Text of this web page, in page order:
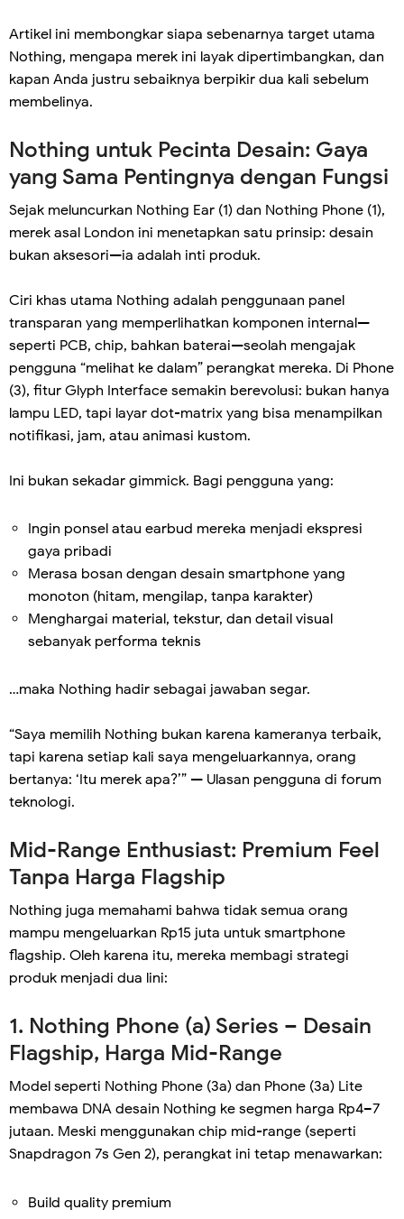
Artikel ini membongkar siapa sebenarnya target utama
Nothing, mengapa merek ini layak dipertimbangkan, dan
kapan Anda justru sebaiknya berpikir dua kali sebelum
membelinya.
Nothing untuk Pecinta Desain: Gaya
yang Sama Pentingnya dengan Fungsi
Sejak meluncurkan Nothing Ear (1) dan Nothing Phone (1),
merek asal London ini menetapkan satu prinsip: desain
bukan aksesori—ia adalah inti produk.
Ciri khas utama Nothing adalah penggunaan panel
transparan yang memperlihatkan komponen internal—
seperti PCB, chip, bahkan baterai—seolah mengajak
pengguna “melihat ke dalam” perangkat mereka. Di Phone
(3), fitur Glyph Interface semakin berevolusi: bukan hanya
lampu LED, tapi layar dot-matrix yang bisa menampilkan
notifikasi, jam, atau animasi kustom.
Ini bukan sekadar gimmick. Bagi pengguna yang:
Ingin ponsel atau earbud mereka menjadi ekspresi
gaya pribadi
Merasa bosan dengan desain smartphone yang
monoton (hitam, mengilap, tanpa karakter)
Menghargai material, tekstur, dan detail visual
sebanyak performa teknis
…maka Nothing hadir sebagai jawaban segar.
“Saya memilih Nothing bukan karena kameranya terbaik,
tapi karena setiap kali saya mengeluarkannya, orang
bertanya: ‘Itu merek apa?’” — Ulasan pengguna di forum
teknologi.
Mid-Range Enthusiast: Premium Feel
Tanpa Harga Flagship
Nothing juga memahami bahwa tidak semua orang
mampu mengeluarkan Rp15 juta untuk smartphone
flagship. Oleh karena itu, mereka membagi strategi
produk menjadi dua lini:
1. Nothing Phone (a) Series – Desain
Flagship, Harga Mid-Range
Model seperti Nothing Phone (3a) dan Phone (3a) Lite
membawa DNA desain Nothing ke segmen harga Rp4–7
jutaan. Meski menggunakan chip mid-range (seperti
Snapdragon 7s Gen 2), perangkat ini tetap menawarkan:
Build quality premium